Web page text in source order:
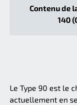
Contenu de
140
Le Type 90 est le
actuellement en